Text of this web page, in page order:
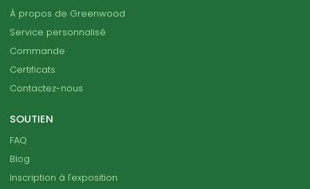
À propos de Greenwood
Service personnalisé
Commande
Certificats
Contactez-nous
SOUTIEN
FAQ
Blog
Inscription à l'exposition